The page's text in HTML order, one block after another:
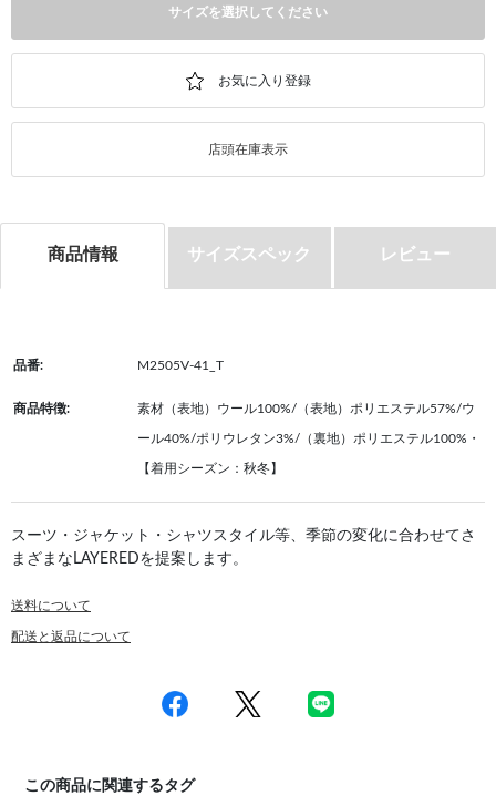
サイズを選択してください
店頭在庫表示
商品情報 サイズスペック レビュー
品番: M2505V-41_T
商品特徴: 素材（表地）ウール100%/（表地）ポリエステル57%/ウ
ール40%/ポリウレタン3%/（裏地）ポリエステル100%・
【着用シーズン：秋冬】
スーツ・ジャケット・シャツスタイル等、季節の変化に合わせてさ
まざまなLAYEREDを提案します。
送料について
配送と返品について
この商品に関連するタグ